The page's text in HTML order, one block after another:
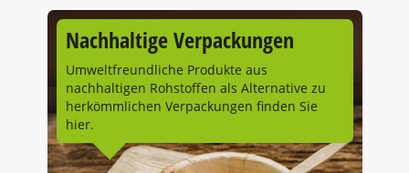
Nachhaltige Verpackungen
Umweltfreundliche Produkte aus
nachhaltigen Rohstoffen als Alternative zu
herkömmlichen Verpackungen finden Sie
hier.